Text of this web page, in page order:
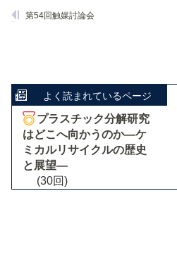
第54回触媒討論会
よく読まれているページ
プラスチック分解研究
はどこへ向かうのか―ケ
ミカルリサイクルの歴史
と展望―
(30回)